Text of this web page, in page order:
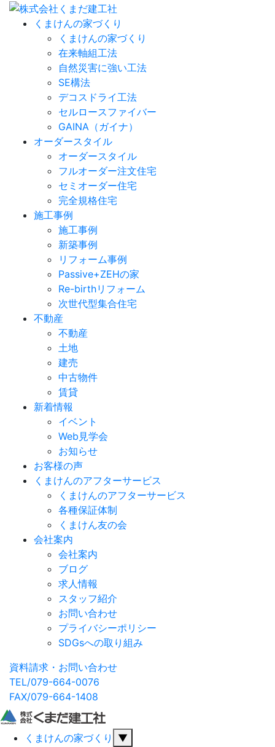
くまけんの家づくり
くまけんの家づくり
在来軸組工法
自然災害に強い工法
SE構法
デコスドライ工法
セルロースファイバー
GAINA（ガイナ）
オーダースタイル
オーダースタイル
フルオーダー注文住宅
セミオーダー住宅
完全規格住宅
施工事例
施工事例
新築事例
リフォーム事例
Passive+ZEHの家
Re-birthリフォーム
次世代型集合住宅
不動産
不動産
土地
建売
中古物件
賃貸
新着情報
イベント
Web見学会
お知らせ
お客様の声
くまけんのアフターサービス
くまけんのアフターサービス
各種保証体制
くまけん友の会
会社案内
会社案内
ブログ
求人情報
スタッフ紹介
お問い合わせ
プライバシーポリシー
SDGsへの取り組み
資料請求・お問い合わせ
TEL/079-664-0076
FAX/079-664-1408
くまけんの家づくり
▼